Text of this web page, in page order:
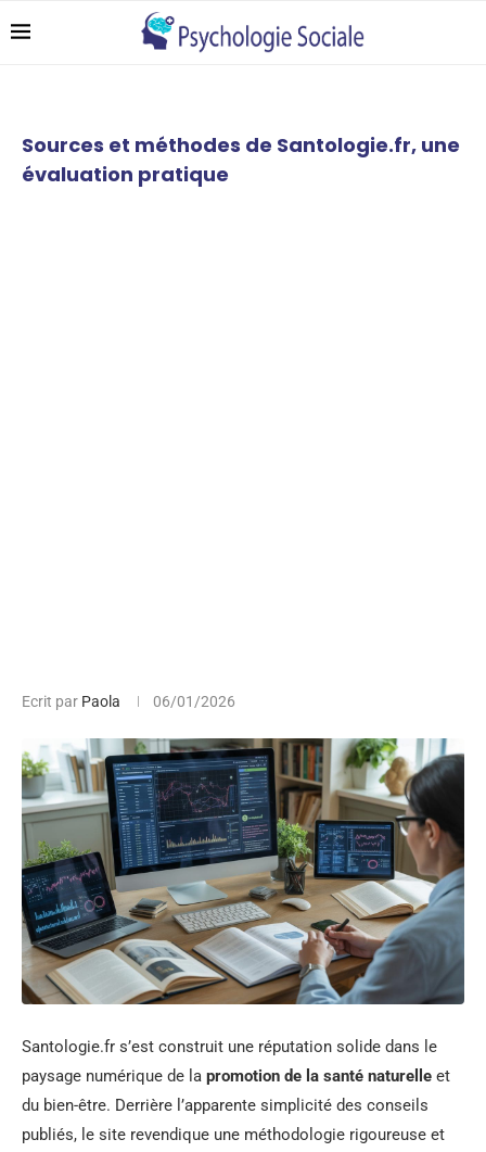
Sources et méthodes de Santologie.fr, une
évaluation pratique
Ecrit par Paola 06/01/2026
Santologie.fr s’est construit une réputation solide dans le
paysage numérique de la promotion de la santé naturelle et
du bien-être. Derrière l’apparente simplicité des conseils
publiés, le site revendique une méthodologie rigoureuse et